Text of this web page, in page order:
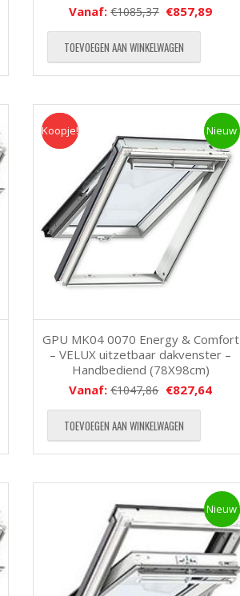
Vanaf:€1085,37 €857,89
TOEVOEGEN AAN WINKELWAGEN
Koopje Nieuw
Koopje!
GPU MK04 0070 Energy & Comfort
– VELUX uitzetbaar dakvenster –
Handbediend (78X98cm)
Vanaf:€1047,86 €827,64
TOEVOEGEN AAN WINKELWAGEN
Nieuw